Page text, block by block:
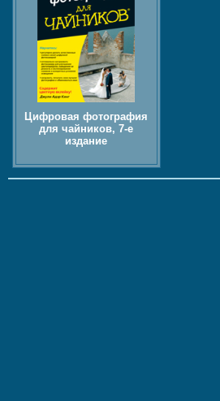
Цифровая фотография
для чайников, 7-е
издание